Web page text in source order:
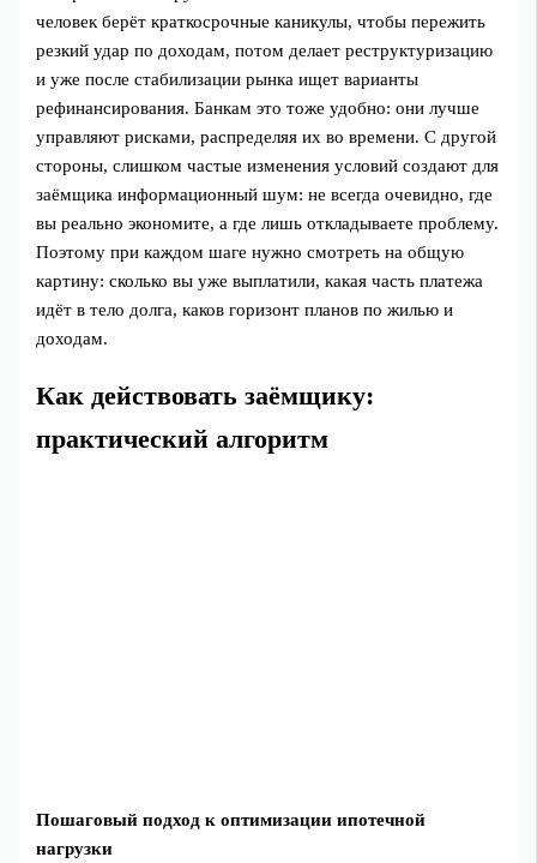
человек берёт краткосрочные каникулы, чтобы пережить
резкий удар по доходам, потом делает реструктуризацию
и уже после стабилизации рынка ищет варианты
рефинансирования. Банкам это тоже удобно: они лучше
управляют рисками, распределяя их во времени. С другой
стороны, слишком частые изменения условий создают для
заёмщика информационный шум: не всегда очевидно, где
вы реально экономите, а где лишь откладываете проблему.
Поэтому при каждом шаге нужно смотреть на общую
картину: сколько вы уже выплатили, какая часть платежа
идёт в тело долга, каков горизонт планов по жилью и
доходам.
Как действовать заёмщику:
практический алгоритм
Пошаговый подход к оптимизации ипотечной
нагрузки